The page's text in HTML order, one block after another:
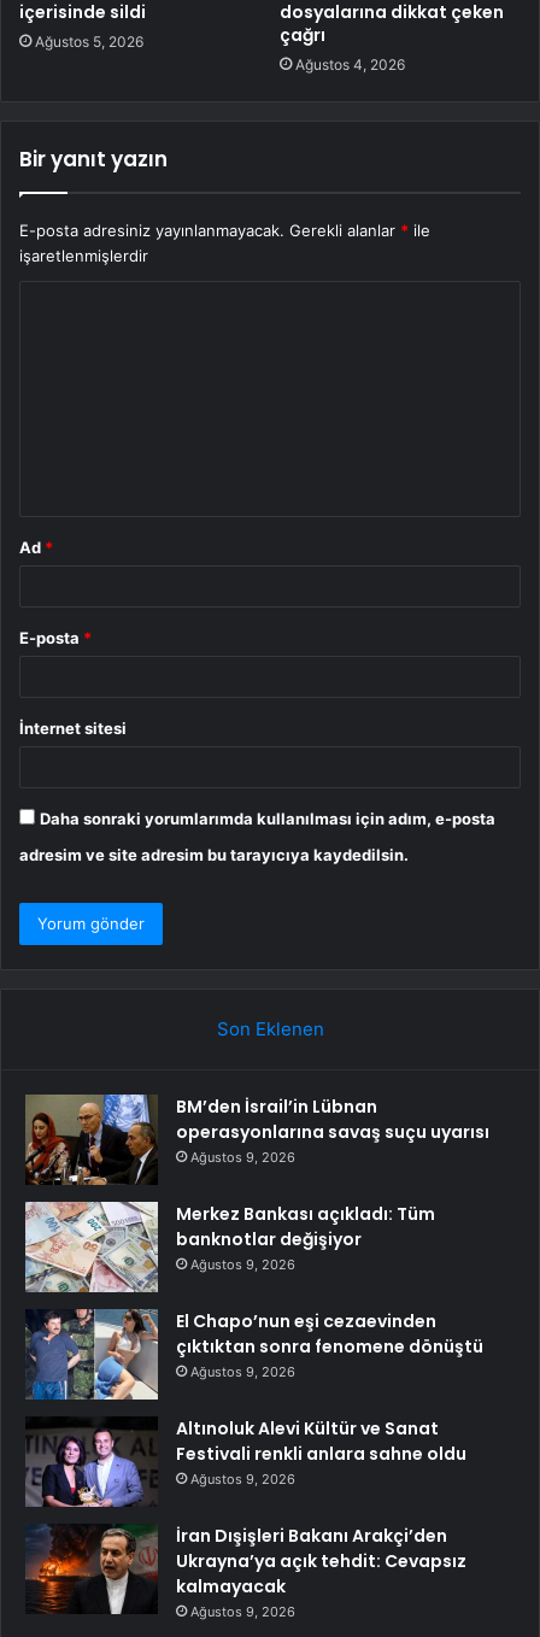
içerisinde sildi
Ağustos 5, 2026
dosyalarına dikkat çeken
çağrı
Ağustos 4, 2026
Bir yanıt yazın
E-posta adresiniz yayınlanmayacak. Gerekli alanlar * ile
işaretlenmişlerdir
Ad *
E-posta *
İnternet sitesi
Daha sonraki yorumlarımda kullanılması için adım, e-posta
adresim ve site adresim bu tarayıcıya kaydedilsin.
Son Eklenen
BM’den İsrail’in Lübnan
operasyonlarına savaş suçu uyarısı
Ağustos 9, 2026
Merkez Bankası açıkladı: Tüm
banknotlar değişiyor
Ağustos 9, 2026
El Chapo’nun eşi cezaevinden
çıktıktan sonra fenomene dönüştü
Ağustos 9, 2026
Altınoluk Alevi Kültür ve Sanat
Festivali renkli anlara sahne oldu
Ağustos 9, 2026
İran Dışişleri Bakanı Arakçi’den
Ukrayna’ya açık tehdit: Cevapsız
kalmayacak
Ağustos 9, 2026